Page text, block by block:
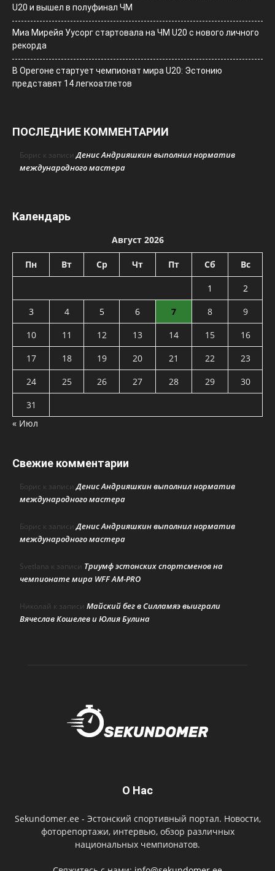
U20 и вышел в полуфинал ЧМ
Миа Мирейя Уусорг стартовала на ЧМ U20 c нового личного
рекорда
В Орегоне стартует чемпионат мира U20: Эстонию
представят 14 легкоатлетов
ПОСЛЕДНИЕ КОММЕНТАРИИ
Борис к записиДенис Андрияшкин выполнил норматив
международного мастера
Календарь
Август 2026
Пн Вт Ср Чт Пт Сб Вс
1
2
3
4 5 6 7 8
9
10
11 12 13 14 15
16
17
18 19 20 21 22
23
24
25 26 27 28 29
30
31
« Июл
Свежие комментарии
Борис к записиДенис Андрияшкин выполнил норматив
международного мастера
Борис к записиДенис Андрияшкин выполнил норматив
международного мастера
Svetlana к записи Триумф эстонских спортсменов на
чемпионате мира WFF AM-PRO
Николай к записи Майский бег в Силламяэ выиграли
Вячеслав Кошелев и Юлия Булина
О Нас
Sekundomer.ee - Эстонский спортивный портал. Новости,
фоторепортажи, интервью, обзор различных
национальных чемпионатов.